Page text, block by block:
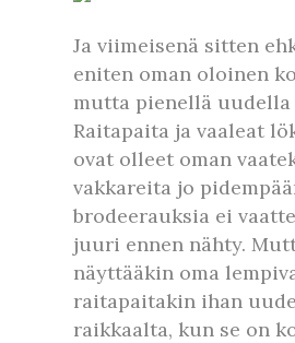
Ja viimeisenä sitten
eniten oman oloinen
mutta pienellä
Raitapaita ja vaaleat
ovat olleet oman
vakkareita jo
brodeerauksia ei
juuri ennen nähty.
näyttääkin oma
raitapaitakin ihan
raikkaalta, kun se on